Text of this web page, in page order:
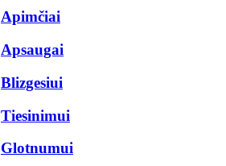
Apimčiai
Apsaugai
Blizgesiui
Tiesinimui
Glotnumui